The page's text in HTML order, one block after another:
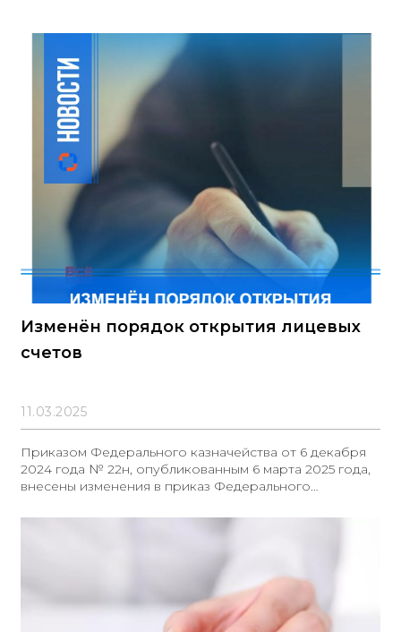
Изменён порядок открытия лицевых
счетов
11.03.2025
Приказом Федерального казначейства от 6 декабря
2024 года № 22н, опубликованным 6 марта 2025 года,
внесены изменения в приказ Федерального
Поправками расширен перечень контрактов,